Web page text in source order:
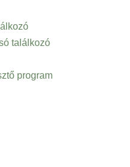
találkozó
program